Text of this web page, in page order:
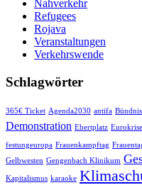
Nahverkehr
Refugees
Rojava
Veranstaltungen
Verkehrswende
Schlagwörter
365€ Ticket Agenda2030 antifa
Demonstration Ebertplatz Eurokrise
festungeuropa Frauenkampftag
Gelbwesten Gengenbach Klinikum
Kapitalismus karaoke